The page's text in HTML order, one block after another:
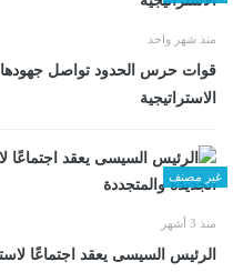
منذ شهر واحد
قوات حرس الحدود تواصل جهودها
الاستراتيجية
غير مصنف
منذ 3 أشهر
الرئيس السيسى يعقد اجتماعًا